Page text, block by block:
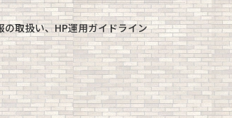
の取扱い、HP運用ガイドライン